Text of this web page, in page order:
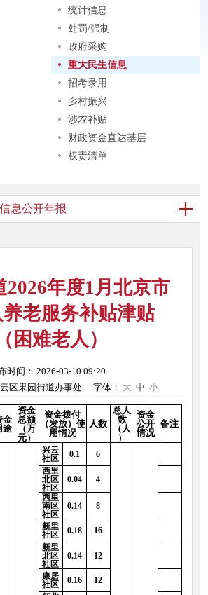
统计信息
处罚/强制
政府采购
重大民生信息
招考录用
乡村振兴
涉农补贴
财政资金直达基层
权责清单
息公开年报
2026年度1月北京市
老服务补贴津贴
（困难老人）
时间： 2026-03-10 09:20
区果园街道办事处
字体： 大 中 小
金
途
资金
总额
（万
元）
资金拨付
（发放）使
用情况
人数
总人
数
（人
）
资金
公开
情况
备注
兴云
社区
0.1 6
西里
北区
社区
0.04
4
西里
南区
社区
0.14 8
新里
社区
0.18
16
新里
北区
社区
0.14 12
康居
社区
0.16
12